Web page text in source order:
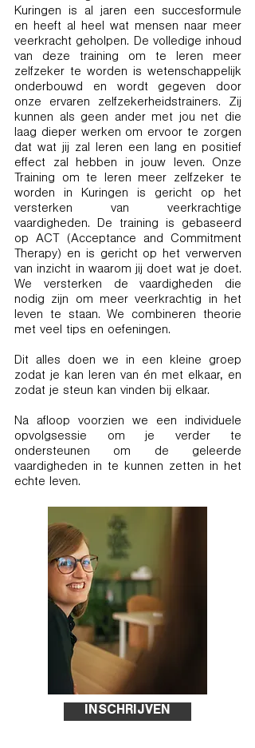
Kuringen is al jaren een succesformule
en heeft al heel wat mensen naar meer
veerkracht geholpen. De volledige inhoud
van deze training om te leren meer
zelfzeker te worden is wetenschappelijk
onderbouwd en wordt gegeven door
onze ervaren zelfzekerheidstrainers. Zij
kunnen als geen ander met jou net die
laag dieper werken om ervoor te zorgen
dat wat jij zal leren een lang en positief
effect zal hebben in jouw leven. Onze
Training om te leren meer zelfzeker te
worden in Kuringen is gericht op het
versterken van veerkrachtige
vaardigheden. De training is gebaseerd
op ACT (Acceptance and Commitment
Therapy) en is gericht op het verwerven
van inzicht in waarom jij doet wat je doet.
We versterken de vaardigheden die
nodig zijn om meer veerkrachtig in het
leven te staan. We combineren theorie
met veel tips en oefeningen.
Dit alles doen we in een kleine groep
zodat je kan leren van én met elkaar, en
zodat je steun kan vinden bij elkaar.
Na afloop voorzien we een individuele
opvolgsessie om je verder te
ondersteunen om de geleerde
vaardigheden in te kunnen zetten in het
echte leven.
INSCHRIJVEN